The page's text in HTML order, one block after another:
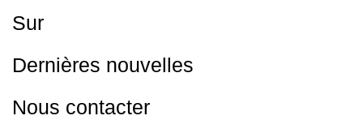
Sur
Dernières nouvelles
Nous contacter